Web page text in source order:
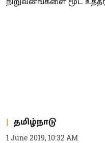
தமிழ்நாடு
1 June 2019, 10:32 AM